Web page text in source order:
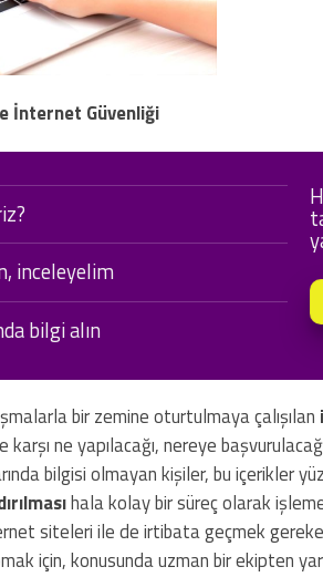
İnternet Güvenliği
inceleyelim
bilgi alın
bir zemine oturtulmaya çalışılan
ne yapılacağı, nereye
bilgisi olmayan kişiler, bu içerikler
hala kolay bir süreç olarak
siteleri ile de irtibata geçmek
için, konusunda uzman bir ekipten